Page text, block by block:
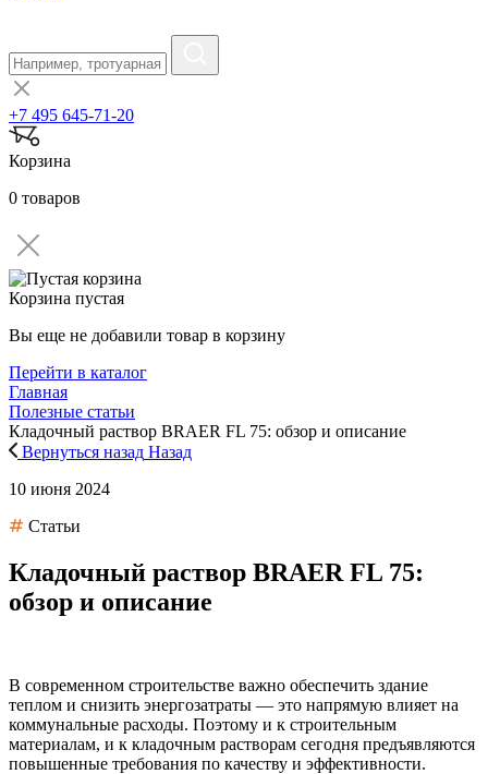
+7 495 645-71-20
Корзина
0 товаров
Корзина пустая
Вы еще не добавили товар в корзину
Перейти в каталог
Главная
Полезные статьи
Кладочный раствор BRAER FL 75: обзор и описание
Вернуться назад Назад
10 июня 2024
Статьи
Кладочный раствор BRAER FL 75:
обзор и описание
В современном строительстве важно обеспечить здание
теплом и снизить энергозатраты — это напрямую влияет на
коммунальные расходы. Поэтому и к строительным
материалам, и к кладочным растворам сегодня предъявляются
повышенные требования по качеству и эффективности.